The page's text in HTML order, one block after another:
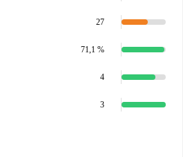
27
71,1 %
4
3